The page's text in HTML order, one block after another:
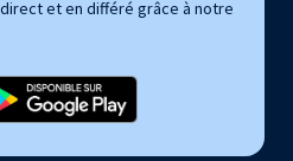
et en différé grâce à notre